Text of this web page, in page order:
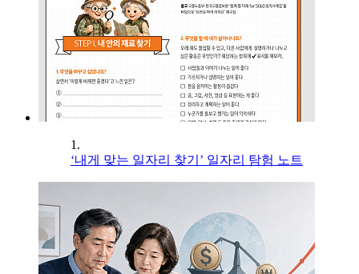
1.
‘내게 맞는 일자리 찾기’ 일자리 탐험 노트